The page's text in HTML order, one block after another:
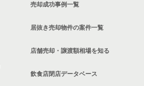
居抜き売却物件の案件一覧
き売却物件の案件一覧
居抜き売却物件の案件一覧
き売却物件の案件一覧
売却成功事例一覧
居抜き売却物件の案件一覧
店舗売却・譲渡額相場を知る
飲食店閉店データベース